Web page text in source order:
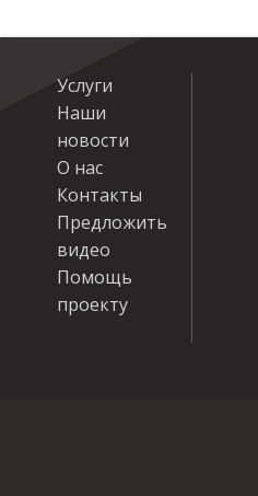
Услуги
Наши
новости
О нас
Контакты
Предложить
видео
Помощь
проекту